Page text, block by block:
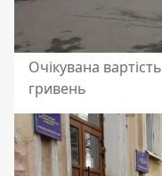
Очікувана
гривень